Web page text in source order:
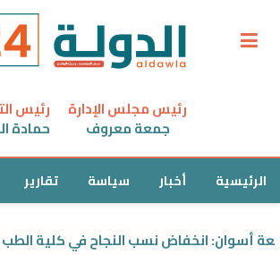
رئيس مجلس الإدارة
جمعة معروف
رئيس
حمادة
الرئيسية أخبار سياسة تقارير
أسوان: انخفاض نسب النجاح في كلية الطب